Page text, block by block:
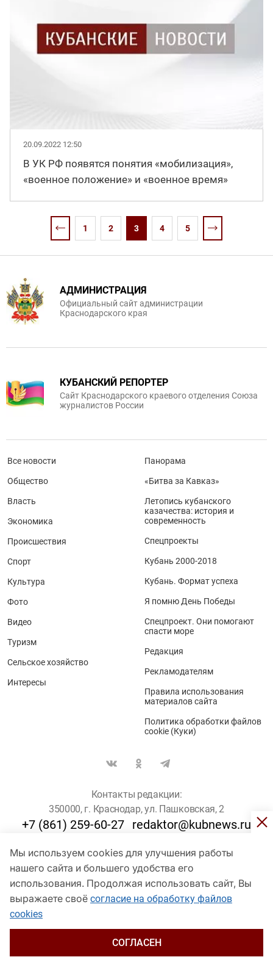
20.09.2022 12:50
В УК РФ появятся понятия «мобилизация»,
«военное положение» и «военное время»
1 2 3 4 5
Мы используем cookies для улучшения работы
нашего сайта и большего удобства его
использования. Продолжая использовать сайт, Вы
выражаете своё согласие на обработку файлов
cookies
СОГЛАСЕН
АДМИНИСТРАЦИЯ
Официальный сайт администрации
Краснодарского края
КУБАНСКИЙ РЕПОРТЕР
Сайт Краснодарского краевого отделения Союза
журналистов России
Все новости
Общество
Власть
Экономика
Происшествия
Спорт
Культура
Фото
Видео
Туризм
Сельское хозяйство
Интересы
Панорама
«Битва за Кавказ»
Летопись кубанского
казачества: история и
современность
Спецпроекты
Кубань 2000-2018
Кубань. Формат успеха
Я помню День Победы
Спецпроект. Они помогают
спасти море
Редакция
Рекламодателям
Правила использования
материалов сайта
Политика обработки файлов
cookie (Куки)
Контакты редакции:
350000, г. Краснодар, ул. Пашковская, 2
+7 (861) 259-60-27 redaktor@kubnews.ru
Для пользователей старше 16 лет
© Кубанские Новости, 2017
Сетевое издание «kubnews» зарегистрировано Федеральной
службой по надзору в сфере связи, информационных технологий
и массовых коммуникаций (Роскомнадзор). Регистрационный
Пашковская, 2). Главный редактор – Филиппов О. Ю.